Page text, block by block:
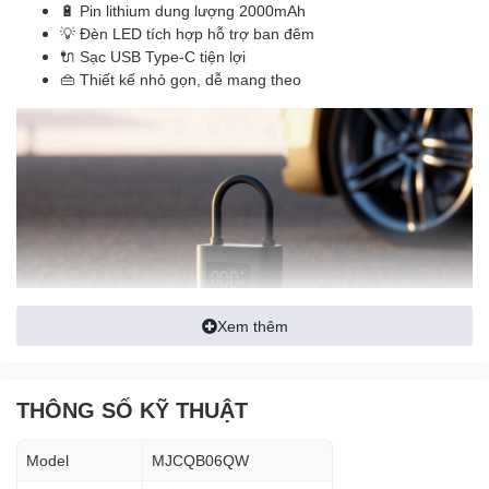
🔋 Pin lithium dung lượng 2000mAh
💡 Đèn LED tích hợp hỗ trợ ban đêm
🔌 Sạc USB Type-C tiện lợi
👜 Thiết kế nhỏ gọn, dễ mang theo
🚀 Hiệu suất bơm mạnh mẽ
Xem thêm
THÔNG SỐ KỸ THUẬT
Model MJCQB06QW